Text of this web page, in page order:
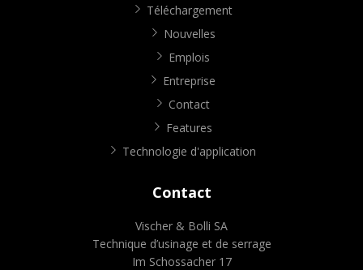
Téléchargement
Nouvelles
Emplois
Entreprise
Contact
Features
Technologie d'application
Contact
Vischer & Bolli SA
Technique d’usinage et de serrage
Im Schossacher 17